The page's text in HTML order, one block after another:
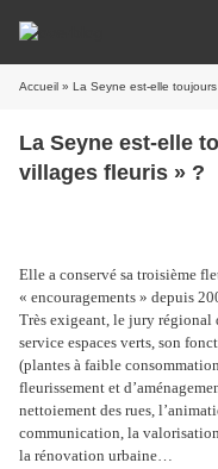
Accueil » La Seyne est-elle
La Seyne est-elle
villages fleuris » ?
Elle a conservé sa troisième
« encouragements » depuis
Très exigeant, le jury
service espaces verts, son
(plantes à faible
fleurissement et
nettoiement des rues,
communication, la
la rénovation urbaine…